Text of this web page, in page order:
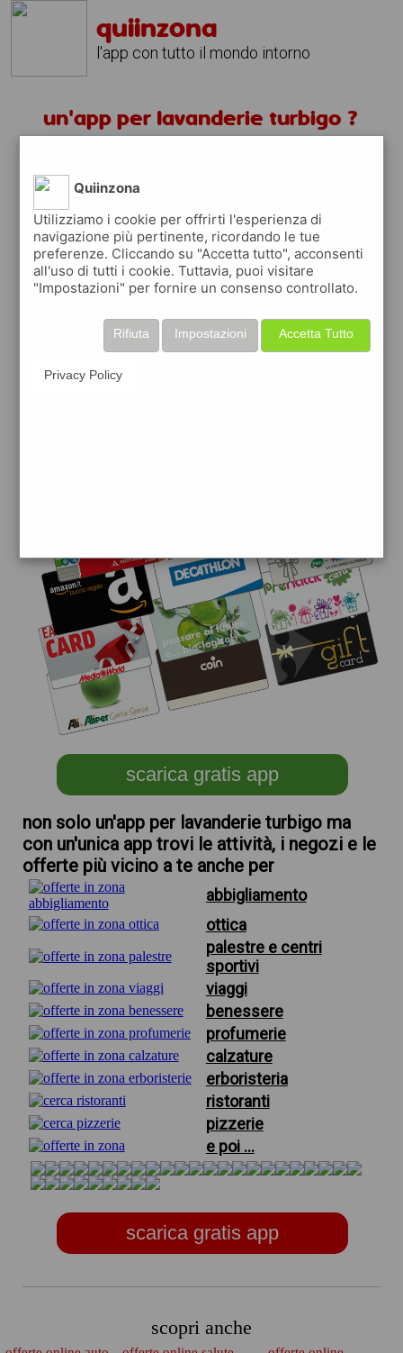
quiinzona
l'app con tutto il mondo intorno
un'app per lavanderie turbigo ?
quiinzona è una app
gratuita
che ti aiuta se cerchi 'un'app per
lavanderie turbigo ? ' e che ti premia ogni
volta che la usi
raccogli punti da convertire inbuoni sconto
o gift card
per fare la spesa, fare
scarica gratis app
non solo un'app per lavanderie turbigo ma
con un'unica app trovi le attività, i negozi e le
offerte più vicino a te anche per
abbigliamento
ottica
palestre e centri
sportivi
viaggi
benessere
profumerie
calzature
erboristeria
ristoranti
pizzerie
e poi ...
scarica gratis app
scopri anche
Quiinzona
Utilizziamo i cookie per offrirti l'esperienza di
navigazione più pertinente, ricordando le tue
preferenze. Cliccando su "Accetta tutto", acconsenti
all'uso di tutti i cookie. Tuttavia, puoi visitare
"Impostazioni" per fornire un consenso controllato.
Accetta Tutto
Impostazioni
Rifiuta
Privacy Policy